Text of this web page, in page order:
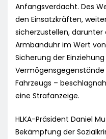
Anfangsverdacht. Des
den Einsatzkräften,
sicherzustellen, darunter
Armbanduhr im Wert von
Sicherung der
Fahrzeugs –
eine Strafanzeige.
HLKA-Präsident Daniel
Bekämpfung der